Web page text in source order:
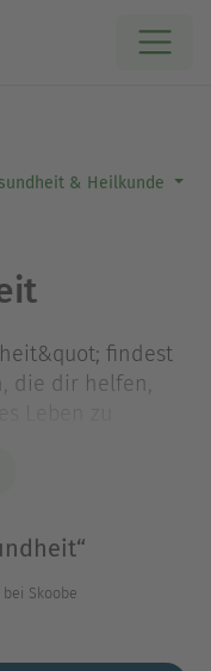
& Heilkunde
findest
die dir helfen,
Gesundheit ab
du dein
deine Fitness
Skoobe